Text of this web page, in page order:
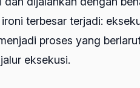
terbesar terjadi:
proses yang
eksekusi.